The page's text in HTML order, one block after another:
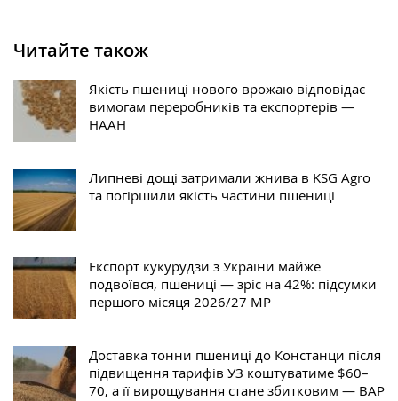
Читайте також
Якість пшениці нового врожаю відповідає
вимогам переробників та експортерів —
НААН
Липневі дощі затримали жнива в KSG Agro
та погіршили якість частини пшениці
Експорт кукурудзи з України майже
подвоївся, пшениці — зріс на 42%: підсумки
першого місяця 2026/27 МР
Доставка тонни пшениці до Констанци після
підвищення тарифів УЗ коштуватиме $60–
70, а її вирощування стане збитковим — ВАР